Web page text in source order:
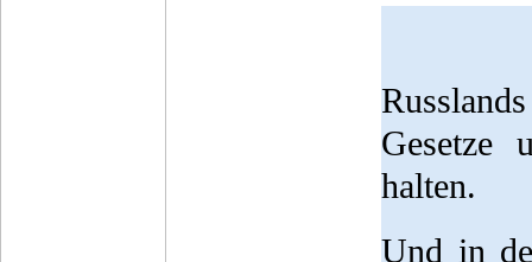
Gesetze
halten.
Und in